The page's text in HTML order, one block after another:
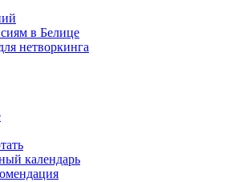
в Белице
нетворкинга
календарь